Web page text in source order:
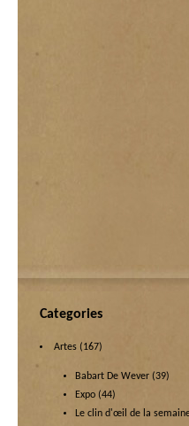
Categories
Artes (167)
Babart De Wever (39)
Expo (44)
Le clin d'œil de la